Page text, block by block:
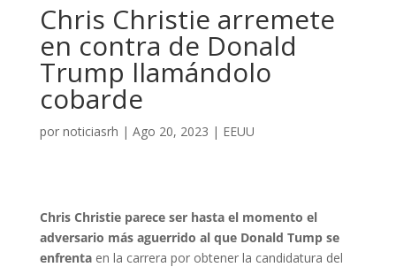
Chris Christie arremete
en contra de Donald
Trump llamándolo
cobarde
por noticiasrh | Ago 20, 2023 | EEUU
Chris Christie parece ser hasta el momento el
adversario más aguerrido al que Donald Tump se
enfrenta en la carrera por obtener la candidatura del